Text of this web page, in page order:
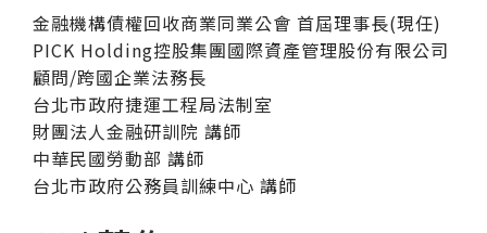
金融機構債權回收商業同業公會 首屆理事長(現任)
PICK Holding控股集團國際資產管理股份有限公司
顧問/跨國企業法務長
台北市政府捷運工程局法制室
財團法人金融研訓院 講師
中華民國勞動部 講師
台北市政府公務員訓練中心 講師